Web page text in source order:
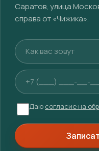
Саратов, улица
справа от «Чижика».
Ваше имя
Телефон
Даю согласие на